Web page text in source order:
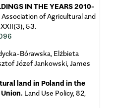
IN THE YEARS 2010-
of Agricultural and
XXII(3),53.
Bórawska, Elżbieta
Józef Jankowski, James
land in Poland in the
Land Use Policy,82,